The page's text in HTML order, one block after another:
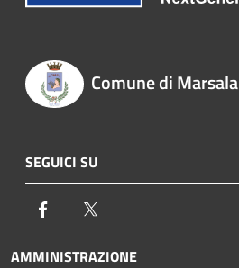
Comune di Marsala
SEGUICI SU
Facebook
AMMINISTRAZIONE